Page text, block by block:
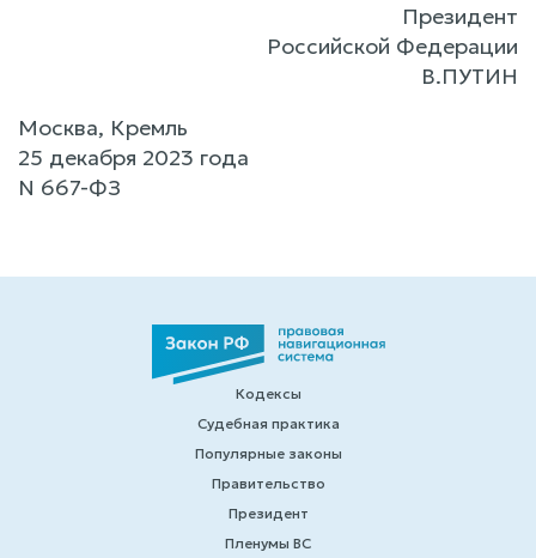
Президент
Российской Федерации
В.ПУТИН
Москва, Кремль
25 декабря 2023 года
N 667-ФЗ
Кодексы
Судебная практика
Популярные законы
Правительство
Президент
Пленумы ВС